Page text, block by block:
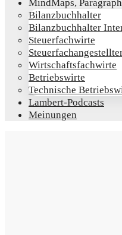
Mind­Maps,
Bilanz­buch­hal­ter
Bilanz­buch­hal­ter
Steu­er­fach­wir­te
Wirt­schafts­fach­wir­te
Betriebs­wir­te
Tech­ni­sche
Lam­­bert-Pod­­casts
Mei­nun­gen